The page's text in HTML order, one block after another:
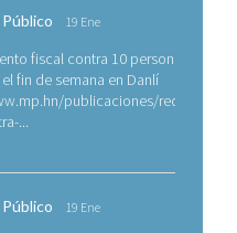
19 Ene
fiscal contra 10 personas
fin de semana en Danlí
publicaciones/
...
19 Ene